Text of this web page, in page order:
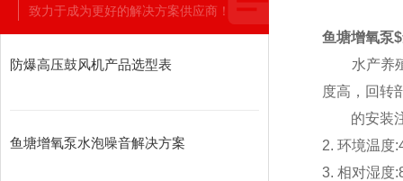
致力于成为更好的解决方案供应商！
防爆高压鼓风机产品选型表
鱼塘增氧泵水泡噪音解决方案
鱼塘增氧泵
水产养
度高，回转
的安装
2. 环境温度
3. 相对湿度